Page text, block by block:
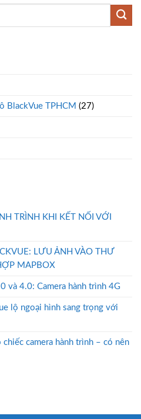
BlackVue TPHCM (27)
TRÌNH KHI KẾT NỐI VỚI
LƯU ẢNH VÀO THƯ
MAPBOX
và 4.0: Camera hành trình 4G
lộ ngoại hình sang trọng với
chiếc camera hành trình – có nên